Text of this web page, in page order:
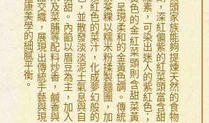
紅
菜
頭
家
族
能
夠
提
煉
天
然
的
食
物
染
劑
，
深
紅
偏
紫
的
紅
菜
頭
富
含
甜
菜
紅
素
，
可
染
出
迷
人
的
紫
紅
色
；
橙
黃
色
的
金
紅
菜
頭
則
含
甜
菜
黃
素
，
呈
現
柔
和
的
金
黃
色
調
。
傳
統
客
家
茶
粿
以
糯
米
粉
揉
製
麵
團
，
加
入
紫
紅
色
的
菜
汁
，
化
成
夢
幻
般
的
紫
色
，
並
散
發
淡
淡
泥
土
氣
息
與
自
然
清
甜
。
內
餡
以
眉
豆
為
主
，
加
入
蝦
米
及
菜
脯
等
配
料
炒
香
，
鹹
香
與
微
甜
交
織
，
展
現
出
傳
統
手
藝
與
現
代
健
康
美
學
的
細
膩
平
衡
。